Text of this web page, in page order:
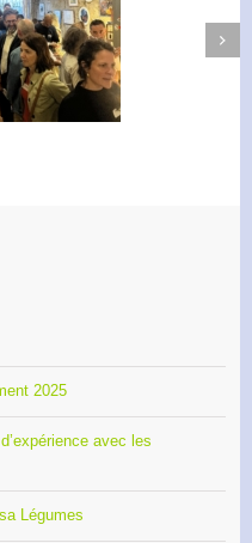
Accélérateur de
l’engagement
Next
2025
avec les
Légumes